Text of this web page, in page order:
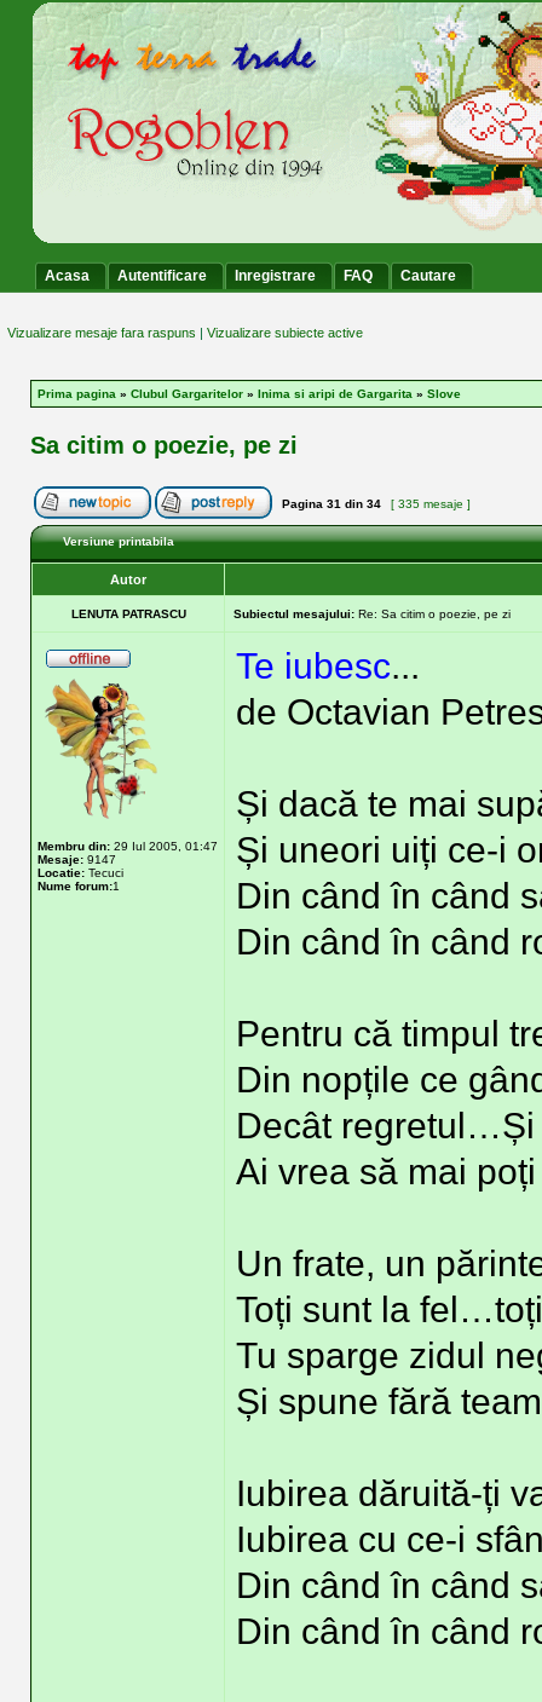
Acasa Autentificare Inregistrare FAQ Cautare
Vizualizare mesaje fara raspuns | Vizualizare subiecte active
Prima pagina » Clubul Gargaritelor » Inima si aripi de Gargarita » Slove
Sa citim o poezie, pe zi
Pagina 31 din 34 [ 335 mesaje ]
Versiune printabila
Autor
LENUTA PATRASCU Subiectul mesajului: Re: Sa citim o poezie, pe zi
Membru din: 29 Iul 2005, 01:47
Mesaje: 9147
Locatie: Tecuci
Nume forum:1
Te iubesc...
de Octavian
Și dacă te mai
Și uneori uiți ce-i
Din când în când
Din când în când
Pentru că timpul
Din nopțile ce
Decât regretul…Și
Ai vrea să mai
Un frate, un
Toți sunt la
Tu sparge zidul
Și spune fără
Iubirea dăruită-ți
Iubirea cu ce-i
Din când în când
Din când în când